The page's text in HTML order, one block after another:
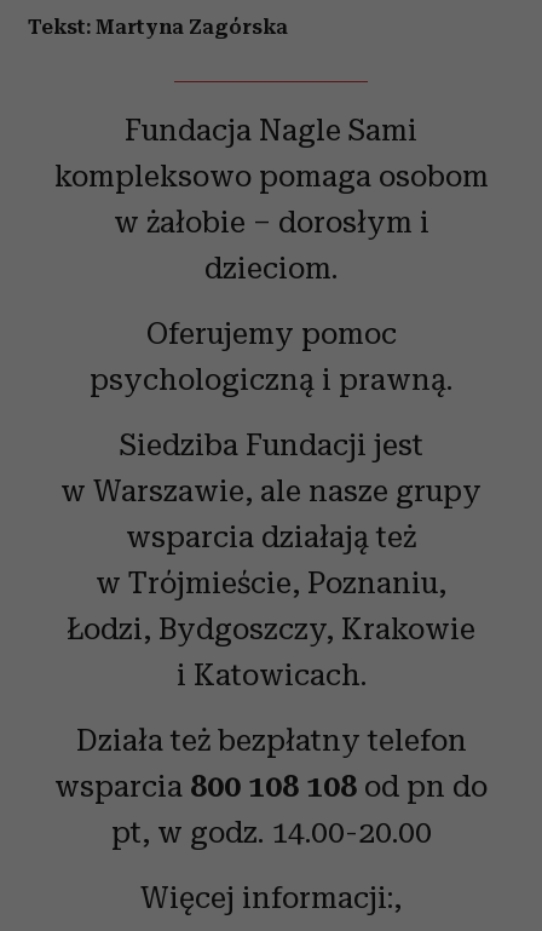
Tekst: Martyna Zagórska
Fundacja Nagle Sami
kompleksowo pomaga osobom
w żałobie – dorosłym i
dzieciom.
Oferujemy pomoc
psychologiczną i prawną.
Siedziba Fundacji jest
w Warszawie, ale nasze grupy
wsparcia działają też
w Trójmieście, Poznaniu,
Łodzi, Bydgoszczy, Krakowie
i Katowicach.
Działa też bezpłatny telefon
wsparcia 800 108 108 od pn do
pt, w godz. 14.00-20.00
Więcej informacji:,